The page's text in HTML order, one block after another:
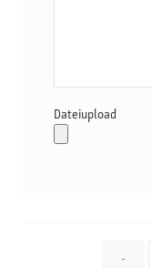
Dateiupload
-